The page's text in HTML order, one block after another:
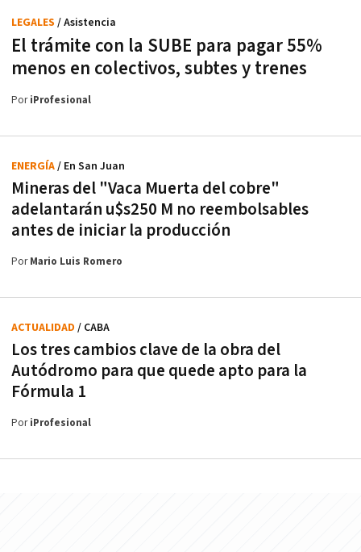
El trámite con la SUBE para pagar 55%
menos en colectivos, subtes y trenes
LEGALES / Asistencia
PoriProfesional
Mineras del "Vaca Muerta del cobre"
adelantarán u$s250 M no reembolsables
antes de iniciar la producción
ENERGÍA/ En San Juan
PorMario Luis Romero
Los tres cambios clave de la obra del
Autódromo para que quede apto para la
Fórmula 1
ACTUALIDAD / CABA
PoriProfesional